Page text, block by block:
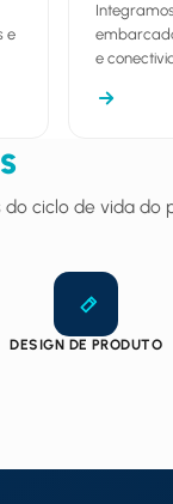
e
e
ciclo de vida do
DESIGN DE PRODUTO